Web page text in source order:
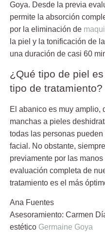
Goya. Desde la previa
permite la absorción
por la eliminación de
la piel y la tonificación de
una duración de casi 60
¿Qué tipo de piel
tipo de tratamiento?
El abanico es muy amplio,
manchas a pieles
todas las personas
facial. No obstante,
previamente por las
evaluación completa de
tratamiento es el más
Ana Fuentes
Asesoramiento: Carmen
estético Germaine Goya